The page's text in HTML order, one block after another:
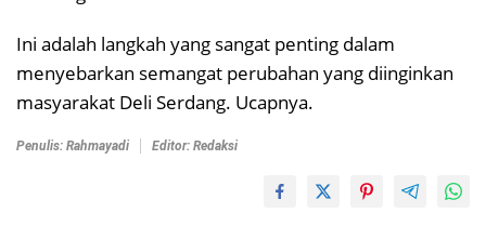
Ini adalah langkah yang sangat penting dalam
menyebarkan semangat perubahan yang diinginkan
masyarakat Deli Serdang. Ucapnya.
Penulis: Rahmayadi Editor: Redaksi